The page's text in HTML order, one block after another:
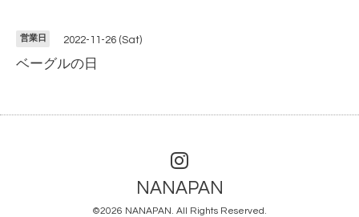
営業日 2022-11-26 (Sat)
ベーグルの日
NANAPAN
©2026 NANAPAN. All Rights Reserved.